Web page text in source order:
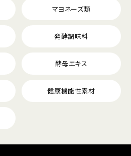
マヨネーズ類
発酵調味料
酵母エキス
健康機能性素材